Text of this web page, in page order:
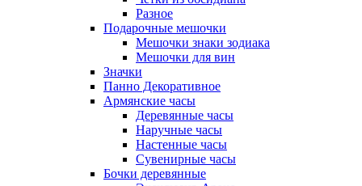
Разное
Подарочные мешочки
Мешочки знаки зодиака
Мешочки для вин
Значки
Панно Декоративное
Армянские часы
Деревянные часы
Наручные часы
Настенные часы
Сувенирные часы
Бочки деревянные